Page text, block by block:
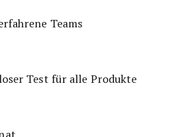
Teams
Test für alle Produkte